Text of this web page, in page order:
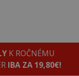
K ROČNÉMU
IBA ZA 19,80€!